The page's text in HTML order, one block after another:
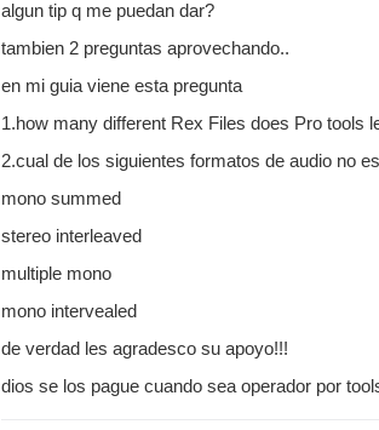
algun tip q me puedan dar?
tambien 2 preguntas aprovechando..
en mi guia viene esta pregunta
1.how many different Rex Files does Pro tools
2.cual de los siguientes formatos de audio no
mono summed
stereo interleaved
multiple mono
mono intervealed
de verdad les agradesco su apoyo!!!
dios se los pague cuando sea operador por